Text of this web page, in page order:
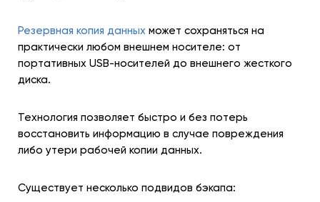
Резервная копия данных может сохраняться на
практически любом внешнем носителе: от
портативных USB-носителей до внешнего жесткого
диска.
Технология позволяет быстро и без потерь
восстановить информацию в случае повреждения
либо утери рабочей копии данных.
Существует несколько подвидов бэкапа: